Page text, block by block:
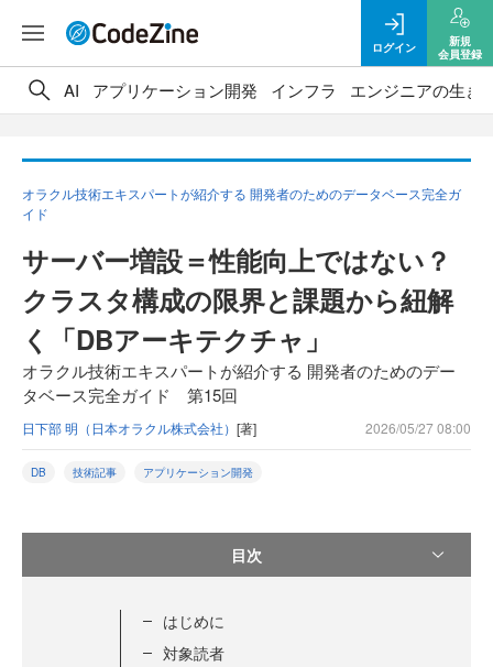
ログイン
新規
会員登録
AI アプリケーション開発 インフラ エンジニアの生き
オラクル技術エキスパートが紹介する 開発者のためのデータベース完全ガ
イド
サーバー増設＝性能向上ではない？
クラスタ構成の限界と課題から紐解
く「DBアーキテクチャ」
オラクル技術エキスパートが紹介する 開発者のためのデー
タベース完全ガイド 第15回
日下部 明（日本オラクル株式会社） [著] 2026/05/27 08:00
DB 技術記事 アプリケーション開発
目次
はじめに
対象読者